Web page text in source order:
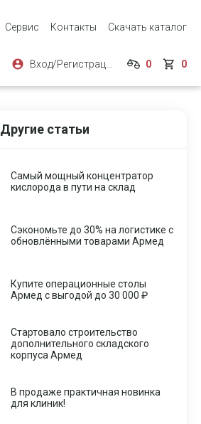
Сервис Контакты Скачать каталог
0 0
Другие статьи
Самый мощный концентратор
кислорода в пути на склад
Сэкономьте до 30% на логистике с
обновлёнными товарами Армед
Купите операционные столы
Армед с выгодой до 30 000 ₽
Стартовало строительство
дополнительного складского
корпуса Армед
В продаже практичная новинка
для клиник!